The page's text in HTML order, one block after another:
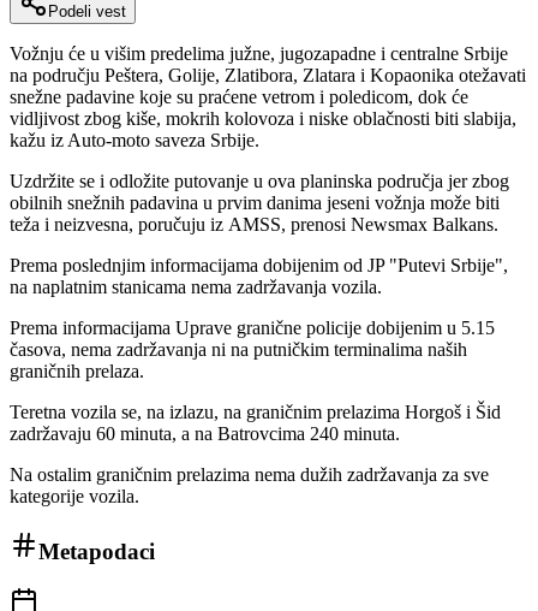
Podeli vest
Vožnju će u višim predelima južne, jugozapadne i centralne Srbije
na području Peštera, Golije, Zlatibora, Zlatara i Kopaonika otežavati
snežne padavine koje su praćene vetrom i poledicom, dok će
vidljivost zbog kiše, mokrih kolovoza i niske oblačnosti biti slabija,
kažu iz Auto-moto saveza Srbije.
Uzdržite se i odložite putovanje u ova planinska područja jer zbog
obilnih snežnih padavina u prvim danima jeseni vožnja može biti
teža i neizvesna, poručuju iz AMSS, prenosi Newsmax Balkans.
Prema poslednjim informacijama dobijenim od JP "Putevi Srbije",
na naplatnim stanicama nema zadržavanja vozila.
Prema informacijama Uprave granične policije dobijenim u 5.15
časova, nema zadržavanja ni na putničkim terminalima naših
graničnih prelaza.
Teretna vozila se, na izlazu, na graničnim prelazima Horgoš i Šid
zadržavaju 60 minuta, a na Batrovcima 240 minuta.
Na ostalim graničnim prelazima nema dužih zadržavanja za sve
kategorije vozila.
Metapodaci